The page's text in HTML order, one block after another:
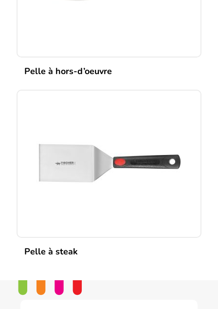
Pelle à hors-d’oeuvre
Pelle à steak